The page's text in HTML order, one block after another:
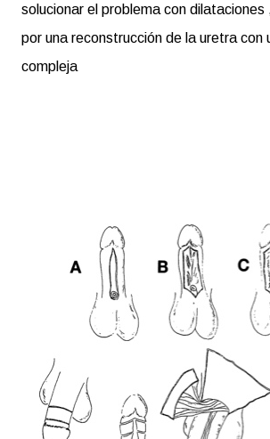
solucionar el problema con
por una reconstrucción de la uretra con
compleja